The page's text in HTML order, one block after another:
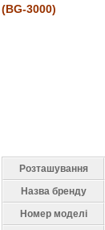
(BG-3000)
Розташування
Назва бренду
Номер моделі